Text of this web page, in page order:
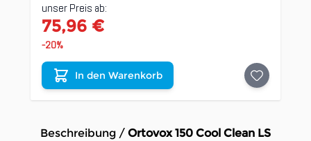
unser Preis ab:
75,96 €
-20%
In den Warenkorb
Beschreibung / Ortovox 150 Cool Clean LS